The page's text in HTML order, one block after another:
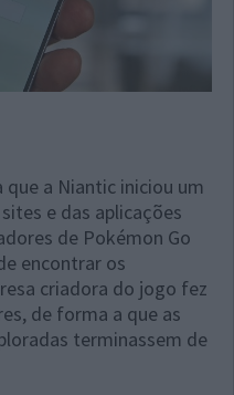
que a Niantic iniciou um
e das aplicações
de Pokémon Go
encontrar os
criadora do jogo fez
de forma a que as
terminassem de